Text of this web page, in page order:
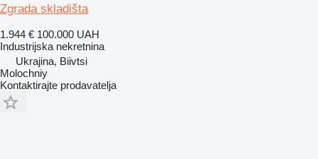
Zgrada skladišta
1.944 € 100.000 UAH
Industrijska nekretnina
Ukrajina, Biivtsi
Molochniy
Kontaktirajte prodavatelja